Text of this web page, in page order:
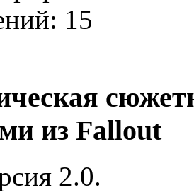
15
из Fallout
2.0.